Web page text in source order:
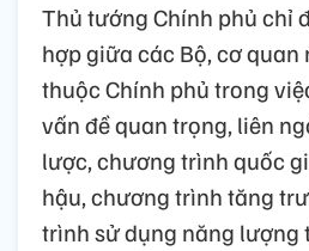
Thủ tướng Chính phủ chỉ
hợp giữa các Bộ, cơ quan
thuộc Chính phủ trong
vấn đề quan trọng, liên
lược, chương trình quốc
hậu, chương trình tăng
trình sử dụng năng lượng